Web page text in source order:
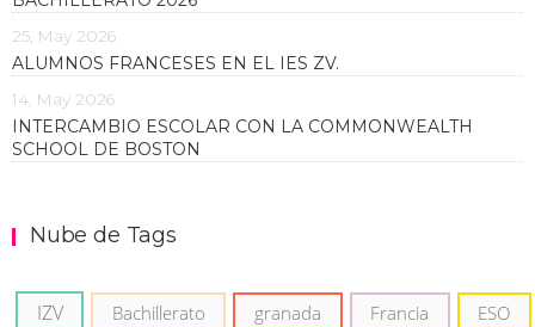
25, May 2026
ALUMNOS FRANCESES EN EL IES ZV.
14, May 2026
INTERCAMBIO ESCOLAR CON LA COMMONWEALTH
SCHOOL DE BOSTON
Nube de Tags
IZV Bachillerato granada Francia ESO